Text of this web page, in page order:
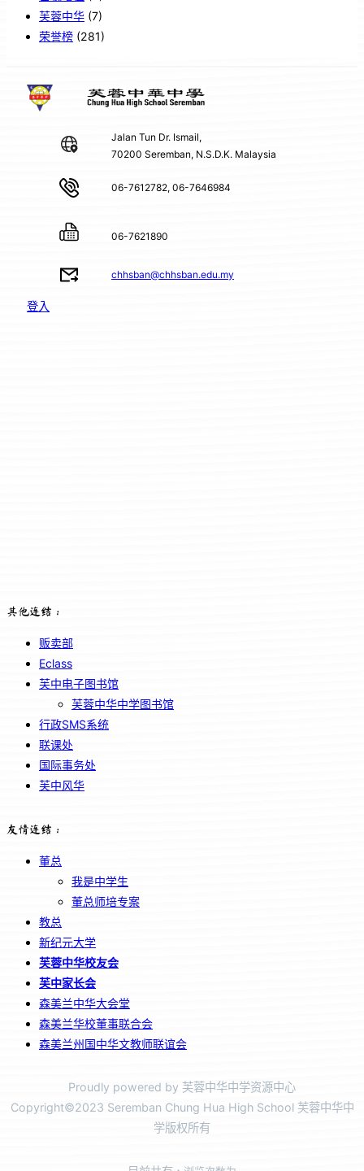
芙蓉中华 (7)
荣誉榜 (281)
Jalan Tun Dr. Ismail,
70200 Seremban, N.S.D.K. Malaysia
06-7612782, 06-7646984
06-7621890
chhsban@chhsban.edu.my
登入
其他连结：
贩卖部
Eclass
芙中电子图书馆
芙蓉中华中学图书馆
行政SMS系统
联课处
国际事务处
芙中风华
友情连结：
董总
我是中学生
董总师培专案
教总
新纪元大学
芙蓉中华校友会
芙中家长会
森美兰中华大会堂
森美兰华校董事联合会
森美兰州国中华文教师联谊会
Proudly powered by 芙蓉中华中学资源中心
Copyright©2023 Seremban Chung Hua High School 芙蓉中华中
学版权所有